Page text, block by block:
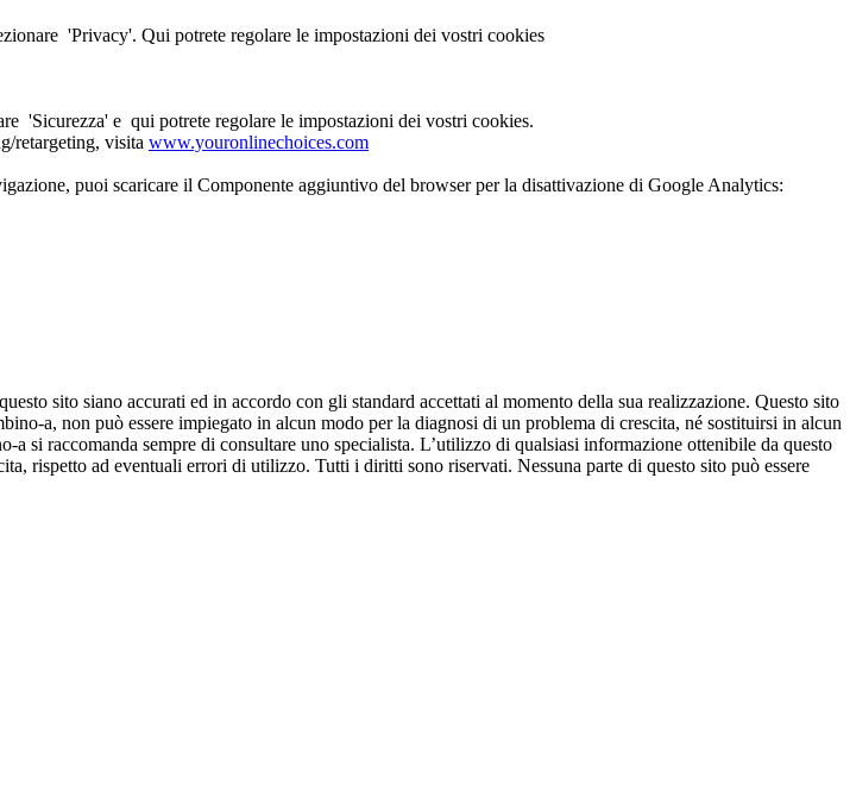
'Privacy'. Qui potrete regolare le impostazioni dei vostri cookies
'Sicurezza' e qui potrete regolare le impostazioni dei vostri cookies.
retargeting, visita www.youronlinechoices.com
puoi scaricare il Componente aggiuntivo del browser per la disattivazione di Google Analytics:
sito siano accurati ed in accordo con gli standard accettati al momento della sua realizzazione. Questo sito
a, non può essere impiegato in alcun modo per la diagnosi di un problema di crescita, né sostituirsi in alcun
si raccomanda sempre di consultare uno specialista. L’utilizzo di qualsiasi informazione ottenibile da questo
rispetto ad eventuali errori di utilizzo. Tutti i diritti sono riservati. Nessuna parte di questo sito può essere